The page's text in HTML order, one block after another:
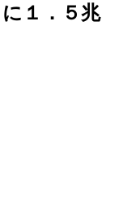
１．５兆